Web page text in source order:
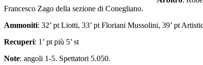
Francesco Zago della sezione di Conegliano.
Ammoniti: 32’ pt Liotti, 33’ pt Floriani Mussolini, 39’ pt
Recuperi: 1’ pt più 5’ st
Note: angoli 1-5. Spettatori 5.050.